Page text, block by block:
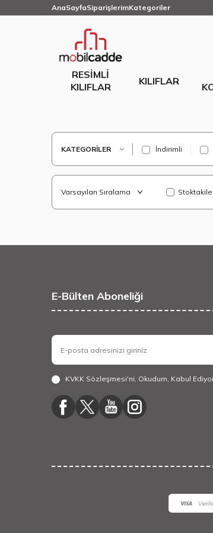
AnaSayfaSiparişlerimKategoriler
RESIMLI
KILIFLAR
KILIFLAR
KATEGORILER İndirimli
E-Bülten Aboneliği
KVKK Sözleşmesi'ni, Okudum, Kabul